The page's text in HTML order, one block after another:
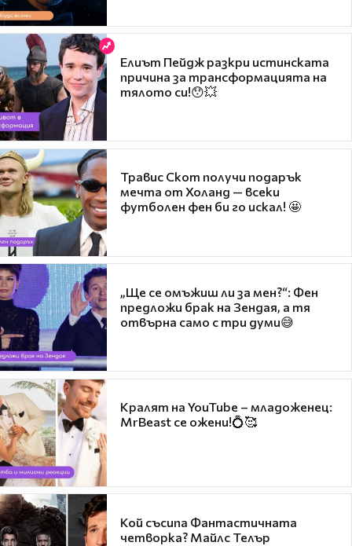
Елиът Пейдж разкри истинската
причина за трансформацията на
тялото си!😯💥
Травис Скот получи подарък
мечта от Холанд — всеки
футболен фен би го искал! 🤩
„Ще се омъжиш ли за мен?“: Фен
предложи брак на Зендая, а тя
отвърна само с три думи😅
Кралят на YouTube – младоженец:
MrBeast се ожени!💍🥰
Кой съсипа Фантастичната
четворка? Майлс Телър